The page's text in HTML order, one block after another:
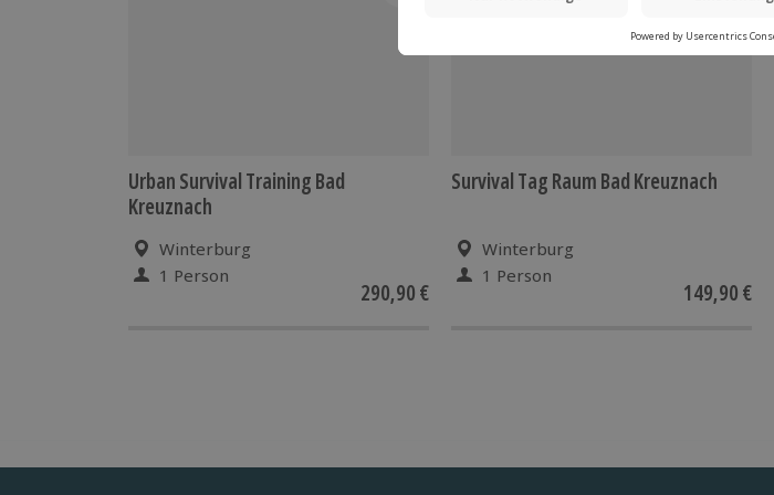
Urban Survival Training Bad
Kreuznach
Winterburg
1 Person
290,90 €
Survival Tag Raum Bad Kreuznach
Winterburg
1 Person
149,90 €